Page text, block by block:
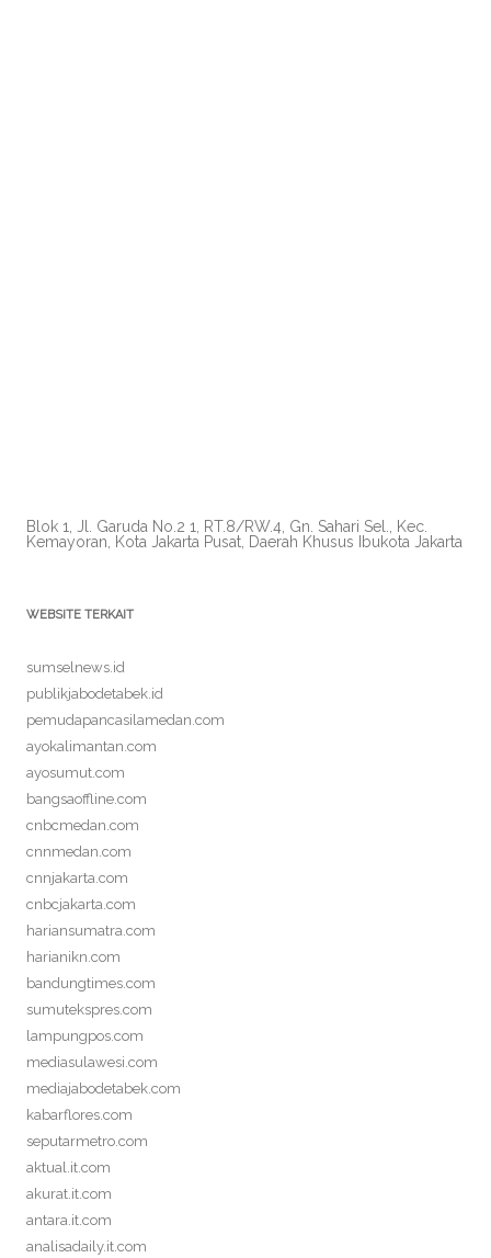
Blok 1, Jl. Garuda No.2 1, RT.8/RW.4, Gn. Sahari Sel., Kec.
Kemayoran, Kota Jakarta Pusat, Daerah Khusus Ibukota Jakarta
WEBSITE TERKAIT
sumselnews.id
publikjabodetabek.id
pemudapancasilamedan.com
ayokalimantan.com
ayosumut.com
bangsaoffline.com
cnbcmedan.com
cnnmedan.com
cnnjakarta.com
cnbcjakarta.com
hariansumatra.com
harianikn.com
bandungtimes.com
sumutekspres.com
lampungpos.com
mediasulawesi.com
mediajabodetabek.com
kabarflores.com
seputarmetro.com
aktual.it.com
akurat.it.com
antara.it.com
analisadaily.it.com